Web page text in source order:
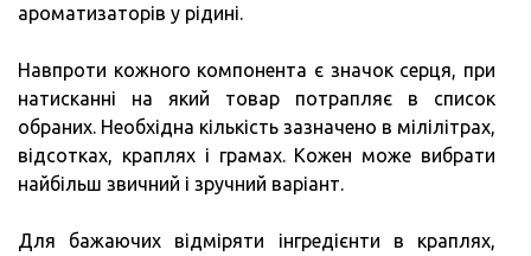
ароматизаторів у рідині.
Навпроти кожного компонента є значок серця, при
натисканні на який товар потрапляє в список
обраних. Необхідна кількість зазначено в мілілітрах,
відсотках, краплях і грамах. Кожен може вибрати
найбільш звичний і зручний варіант.
Для бажаючих відміряти інгредієнти в краплях,